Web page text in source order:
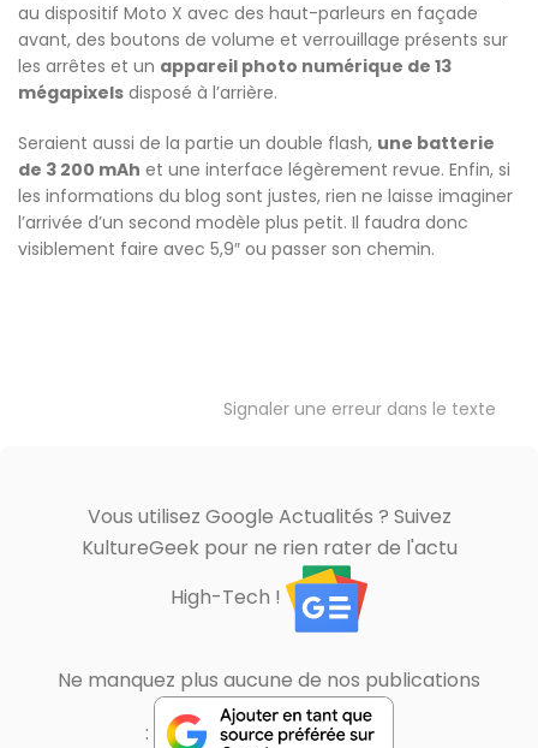
au dispositif Moto X avec des haut-parleurs en façade
avant, des boutons de volume et verrouillage présents sur
les arrêtes et un appareil photo numérique de 13
mégapixels disposé à l’arrière.
Seraient aussi de la partie un double flash, une batterie
de 3 200 mAh et une interface légèrement revue. Enfin, si
les informations du blog sont justes, rien ne laisse imaginer
l’arrivée d’un second modèle plus petit. Il faudra donc
visiblement faire avec 5,9″ ou passer son chemin.
Signaler une erreur dans le texte
Vous utilisez Google Actualités ? Suivez
KultureGeek pour ne rien rater de l'actu
High-Tech !
Ne manquez plus aucune de nos publications
: